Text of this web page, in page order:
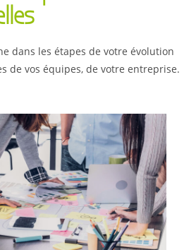
dans les étapes de votre évolution
de vos équipes, de votre entreprise.